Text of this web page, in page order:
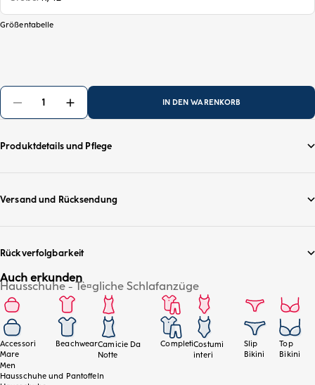
Größentabelle
IN DEN WARENKORB
Produktdetails und Pflege
Versand und Rücksendung
Rückverfolgbarkeit
Hausschuhe - Tè¤gliche Schlafanzüge
Auch erkunden
Accessori
Mare
BeachwearCamicie Da
Notte
CompletiCostumi
interi
Slip
Bikini
Top
Bikini
Men
Hausschuhe und Pantoffeln